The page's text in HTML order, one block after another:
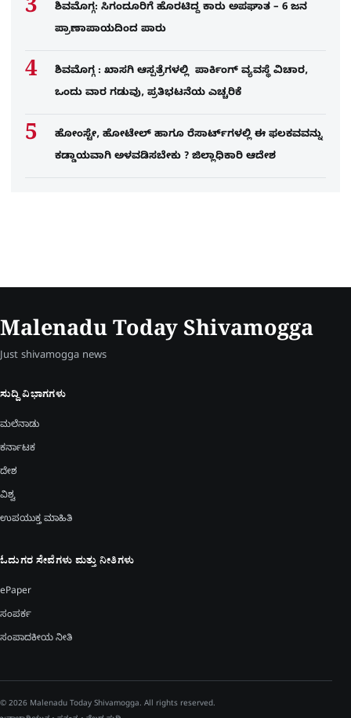
ಶಿವಮೊಗ್ಗ: ಸಿಗಂದೂರಿಗೆ ಹೊರಟಿದ್ದ ಕಾರು ಅಪಘಾತ – 6 ಜನ
ಪ್ರಾಣಾಪಾಯದಿಂದ ಪಾರು
ಶಿವಮೊಗ್ಗ : ಖಾಸಗಿ ಆಸ್ಪತ್ರೆಗಳಲ್ಲಿ ಪಾರ್ಕಿಂಗ್​ ವ್ಯವಸ್ಥೆ ವಿಚಾರ,
ಒಂದು ವಾರ ಗಡುವು, ಪ್ರತಿಭಟನೆಯ ಎಚ್ಚರಿಕೆ
ಹೋಂಸ್ಟೇ, ಹೋಟೇಲ್ ಹಾಗೂ ರೆಸಾರ್ಟ್‌ಗಳಲ್ಲಿ ಈ ಫಲಕವವನ್ನು
ಕಡ್ಡಾಯವಾಗಿ ಅಳವಡಿಸಬೇಕು ? ಜಿಲ್ಲಾಧಿಕಾರಿ ಆದೇಶ
Malenadu Today Shivamogga
Just shivamogga news
ಸುದ್ದಿ ವಿಭಾಗಗಳು
ಮಲೆನಾಡು
ಕರ್ನಾಟಕ
ದೇಶ
ವಿಶ್ವ
ಉಪಯುಕ್ತ ಮಾಹಿತಿ
ಓದುಗರ ಸೇವೆಗಳು ಮತ್ತು ನೀತಿಗಳು
ePaper
ಸಂಪರ್ಕ
ಸಂಪಾದಕೀಯ ನೀತಿ
© 2026 Malenadu Today Shivamogga. All rights reserved.